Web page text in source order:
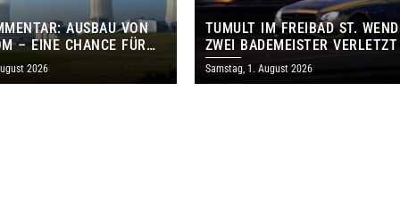
AUSBAU VON
– EINE CHANCE FÜR
UND DAS SAARLAND
2026
TUMULT IM FREIBAD ST.
ZWEI BADEMEISTER VERLETZT
Samstag, 1. August 2026